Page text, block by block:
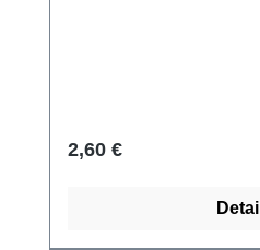
Regulärer Preis:
2,60 €